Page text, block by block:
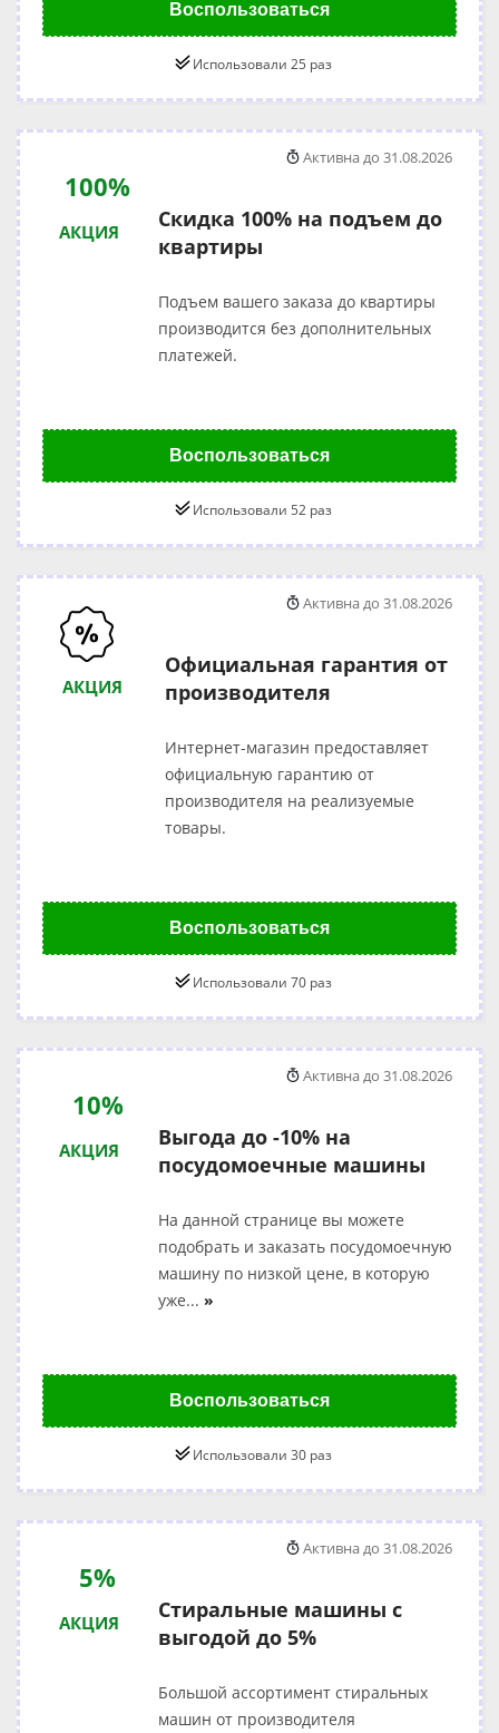
Воспользоваться
Использовали 25 раз
100%
АКЦИЯ
Скидка 100% на подъем до
квартиры
Подъем вашего заказа до квартиры
производится без дополнительных
платежей.
Активна до 31.08.2026
Воспользоваться
Использовали 52 раз
АКЦИЯ
Официальная гарантия от
производителя
Интернет-магазин предоставляет
официальную гарантию от
производителя на реализуемые
товары.
Активна до 31.08.2026
Воспользоваться
Использовали 70 раз
10%
АКЦИЯ
Выгода до -10% на
посудомоечные машины
На данной странице вы можете
подобрать и заказать посудомоечную
машину по низкой цене, в которую
уже... »
Активна до 31.08.2026
Воспользоваться
Использовали 30 раз
5%
АКЦИЯ
Стиральные машины с
выгодой до 5%
Большой ассортимент стиральных
машин от производителя
Активна до 31.08.2026